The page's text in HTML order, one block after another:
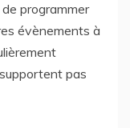
programmer
évènements à
pas